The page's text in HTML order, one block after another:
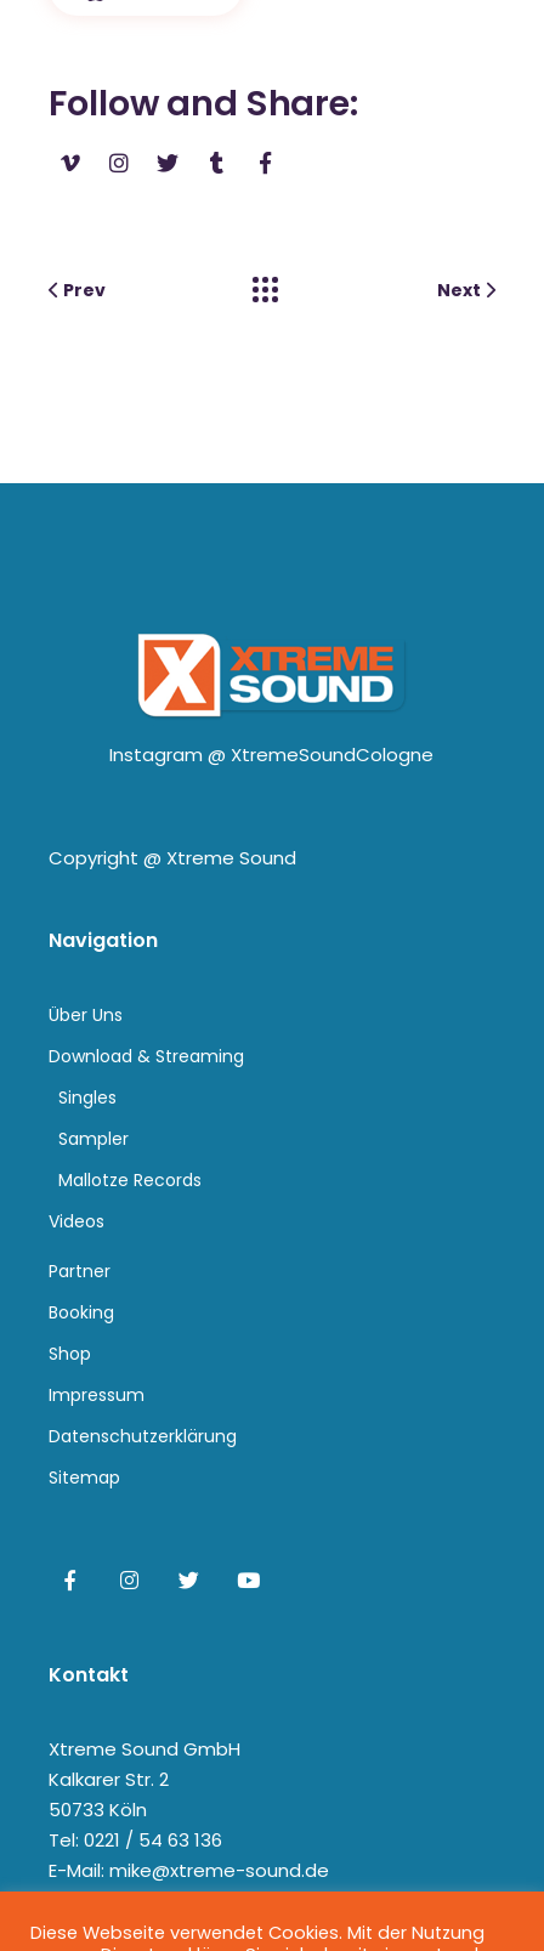
Follow and Share
Prev Next
Instagram @ XtremeSoundCologne
Copyright @ Xtreme Sound
Navigation
Über Uns
Download & Streaming
Singles
Sampler
Mallotze Records
Videos
Partner
Booking
Shop
Impressum
Datenschutzerklärung
Sitemap
Kontakt
Xtreme Sound GmbH
Kalkarer Str. 2
50733 Köln
Tel: 0221 / 54 63 136
E-Mail: mike@xtreme-sound.de
Diese Webseite verwendet Cookies. Mit der Nutzung